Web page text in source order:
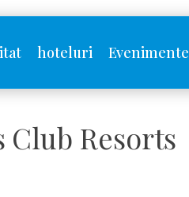
hoteluri Evenimente
Club Resorts